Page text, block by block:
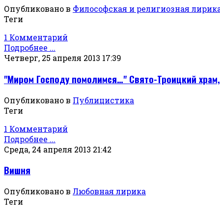
Опубликовано в Философская и религиозная
Теги
1 Комментарий
Подробнее ...
Четверг, 25 апреля 2013 17:39
"Миром Господу помолимся…" Свято-Троицкий
Опубликовано в Публицистика
Теги
1 Комментарий
Подробнее ...
Среда, 24 апреля 2013 21:42
Вишня
Опубликовано в Любовная лирика
Теги